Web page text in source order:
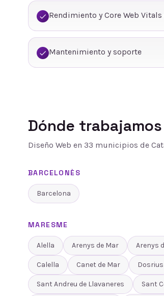
Rendimiento y Core Web Vitals
Mantenimiento y soporte
Dónde trabajamos
Diseño Web en 33 municipios de
BARCELONÈS
Barcelona
MARESME
Alella Arenys de Mar Arenys
Calella Canet de Mar Dosrius
Sant Andreu de Llavaneres Sant